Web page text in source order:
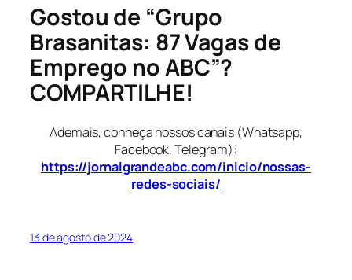
Gostou de “Grupo
Brasanitas: 87 Vagas de
Emprego no ABC”?
COMPARTILHE!
Ademais, conheça nossos canais (Whatsapp,
Facebook, Telegram):
https://jornalgrandeabc.com/inicio/nossas-
redes-sociais/
13 de agosto de 2024